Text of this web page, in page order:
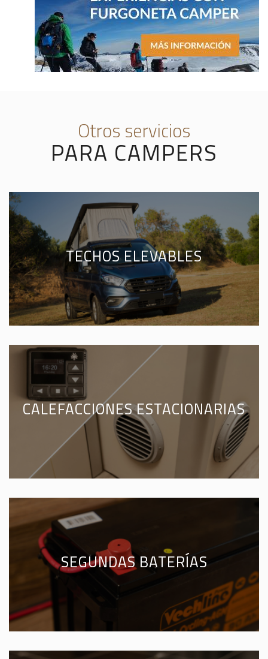
Otros servicios
PARA CAMPERS
TECHOS ELEVABLES
CALEFACCIONES ESTACIONARIAS
SEGUNDAS BATERÍAS